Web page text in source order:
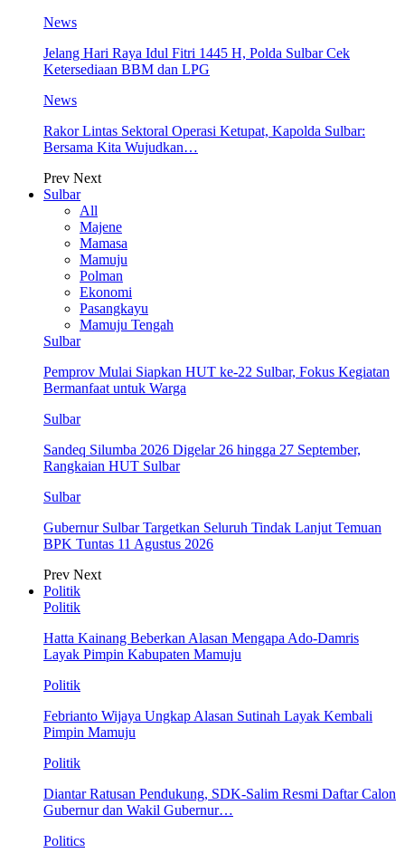
News
Jelang Hari Raya Idul Fitri 1445 H, Polda Sulbar Cek
Ketersediaan BBM dan LPG
News
Rakor Lintas Sektoral Operasi Ketupat, Kapolda Sulbar:
Bersama Kita Wujudkan…
Prev Next
Sulbar
All
Majene
Mamasa
Mamuju
Polman
Ekonomi
Pasangkayu
Mamuju Tengah
Sulbar
Pemprov Mulai Siapkan HUT ke-22 Sulbar, Fokus Kegiatan
Bermanfaat untuk Warga
Sulbar
Sandeq Silumba 2026 Digelar 26 hingga 27 September,
Rangkaian HUT Sulbar
Sulbar
Gubernur Sulbar Targetkan Seluruh Tindak Lanjut Temuan
BPK Tuntas 11 Agustus 2026
Prev Next
Politik
Politik
Hatta Kainang Beberkan Alasan Mengapa Ado-Damris
Layak Pimpin Kabupaten Mamuju
Politik
Febrianto Wijaya Ungkap Alasan Sutinah Layak Kembali
Pimpin Mamuju
Politik
Diantar Ratusan Pendukung, SDK-Salim Resmi Daftar Calon
Gubernur dan Wakil Gubernur…
Politics